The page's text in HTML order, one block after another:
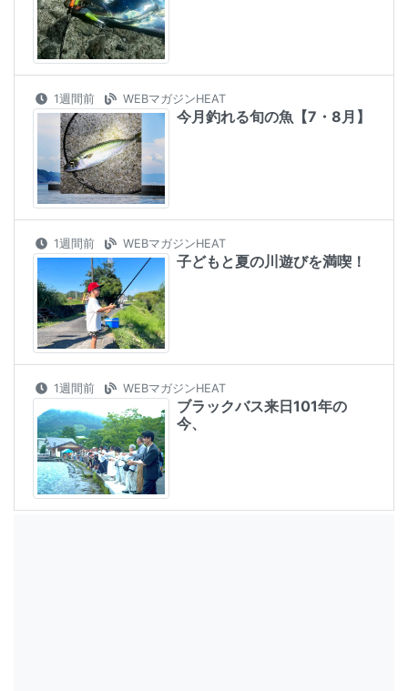
1週間前 WEBマガジンHEAT
今月釣れる旬の魚【7・8月】
1週間前 WEBマガジンHEAT
子どもと夏の川遊びを満喫！
1週間前 WEBマガジンHEAT
ブラックバス来日101年の
今、